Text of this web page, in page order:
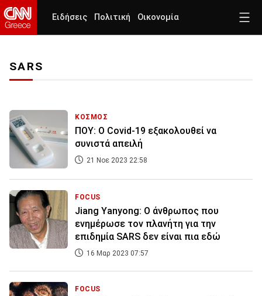
Ειδήσεις Πολιτική Οικονομία
SARS
ΚΟΣΜΟΣ
ΠΟΥ: Ο Covid-19 εξακολουθεί να
συνιστά απειλή
21 Νοε 2023 22:58
FOCUS
Jiang Yanyong: Ο άνθρωπος που
ενημέρωσε τον πλανήτη για την
επιδημία SARS δεν είναι πια εδώ
16 Μαρ 2023 07:57
FOCUS